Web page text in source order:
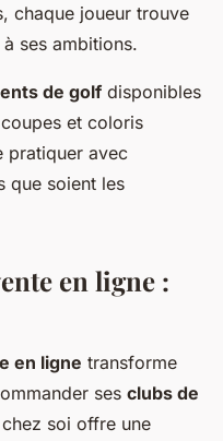
chaque joueur trouve
à ses ambitions.
de golf disponibles
et coloris
pratiquer avec
que soient les
en ligne :
en ligne transforme
ses clubs de
soi offre une